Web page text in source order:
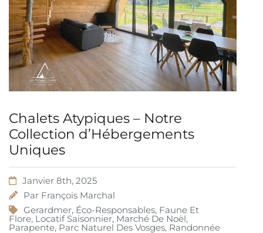
Chalets Atypiques – Notre
Collection d’Hébergements
Uniques
Janvier 8th, 2025
Par François Marchal
Gerardmer, Éco-Responsables, Faune Et
Flore, Locatif Saisonnier, Marché De Noël,
Parapente, Parc Naturel Des Vosges, Randonnée